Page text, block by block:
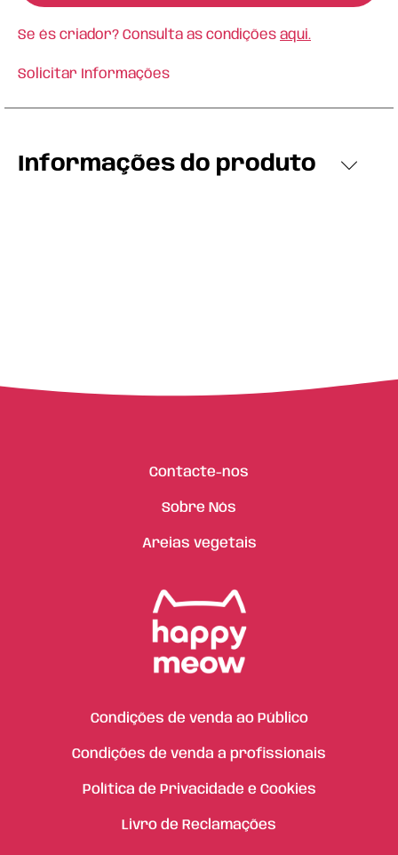
Se és criador? Consulta as condições aqui.
Solicitar Informações
Informações do produto
Contacte-nos
Sobre Nós
Areias vegetais
Condições de venda ao Público
Condições de venda a profissionais
Política de Privacidade e Cookies
Livro de Reclamações